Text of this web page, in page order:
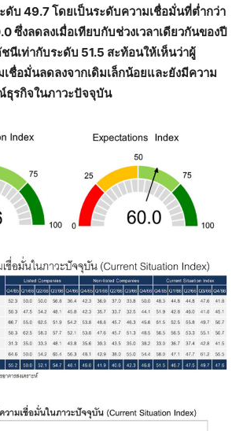
ดับ 49.7 โดยเป็นระดับความเชื่อมั่นที่ต่ำกว่า
ซึ่งลดลงเมื่อเทียบกับช่วงเวลาเดียวกันของปี
นีเท่ากับระดับ 51.5 สะท้อนให้เห็นว่าผู้
ชื่อมั่นลดลงจากเดิมเล็กน้อยและยังมีความ
ธุรกิจในภาวะปัจจุบัน